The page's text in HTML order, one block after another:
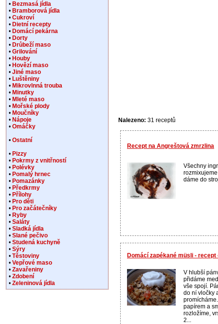
Nalezeno: 31 receptů
Recept na Angreštová zmrzlina
Všechny
dáme do
Domácí zapékané müsli -
V hlubší
přidáme
vše spojí.
do ní vločky
papírem a
rozložíme,
2...
• Bezmasá jídla
• Bramborová jídla
• Cukroví
• Dietní recepty
• Domácí pekárna
• Dorty
• Drůbeží maso
• Grilování
• Houby
• Hovězí maso
• Jiné maso
• Luštěniny
• Mikrovlnná trouba
• Minutky
• Mleté maso
• Mořské plody
• Moučníky
• Nápoje
• Omáčky
• Ostatní
• Pizzy
• Pokrmy z vnitřností
• Polévky
• Pomalý hrnec
• Pomazánky
• Předkrmy
• Přílohy
• Pro děti
• Pro začátečníky
• Ryby
• Saláty
• Sladká jídla
• Slané pečivo
• Studená kuchyně
• Sýry
• Těstoviny
• Vepřové maso
• Zavařeniny
• Zdobení
• Zeleninová jídla